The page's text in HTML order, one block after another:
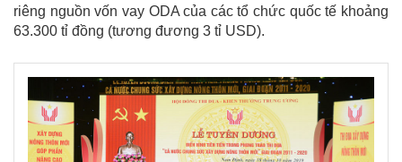
riêng nguồn vốn vay ODA của các tổ chức quốc tế khoảng
63.300 tỉ đồng (tương đương 3 tỉ USD).